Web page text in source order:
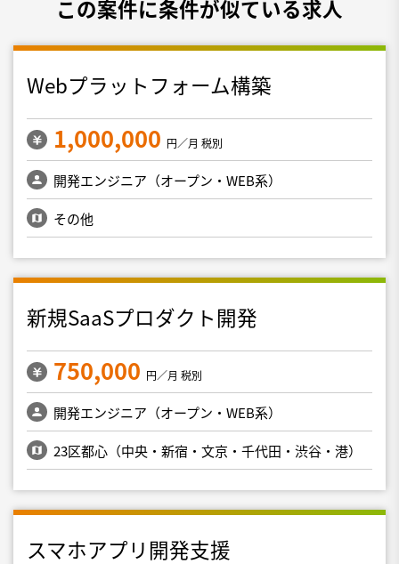
この案件に条件が似ている求人
Webプラットフォーム構築
1,000,000 円／月 税別
開発エンジニア（オープン・WEB系）
その他
新規SaaSプロダクト開発
750,000 円／月 税別
開発エンジニア（オープン・WEB系）
23区都心（中央・新宿・文京・千代田・渋谷・港）
スマホアプリ開発支援